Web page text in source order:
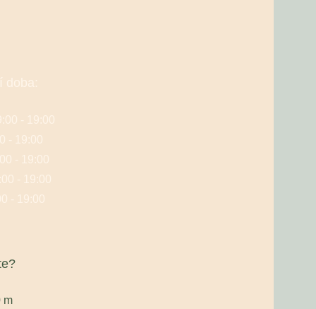
doba:
- 19:00
- 19:00
- 19:00
- 19:00
- 19:00
m